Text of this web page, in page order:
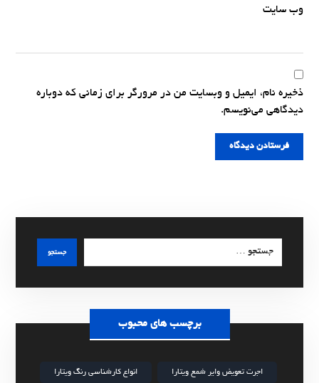
وب‌ سایت
ذخیره نام، ایمیل و وبسایت من در مرورگر برای زمانی که دوباره
دیدگاهی می‌نویسم.
فرستادن دیدگاه
جستجو
برچسب های محبوب
اجرت تعویض وایر شمع ویتارا انواع کارشناسی رنگ ویتارا